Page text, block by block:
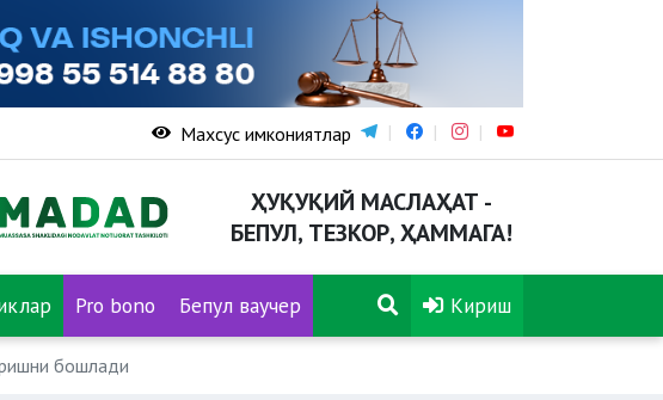
Махсус имкониятлар
ҲУҚУҚИЙ МАСЛАҲАТ -
БЕПУЛ, ТЕЗКОР, ҲАММАГА!
Pro bono Бепул ваучер Кириш
бошлади